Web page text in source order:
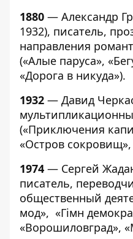
1880 — Александр
1932), писатель,
направления
(«Алые паруса»,
«Дорога в никуда»).
1932 — Давид
(«Приключения
«Остров
1974 — Сергей
писатель,
общественный
мод», «Гімн
«Ворошиловград»,